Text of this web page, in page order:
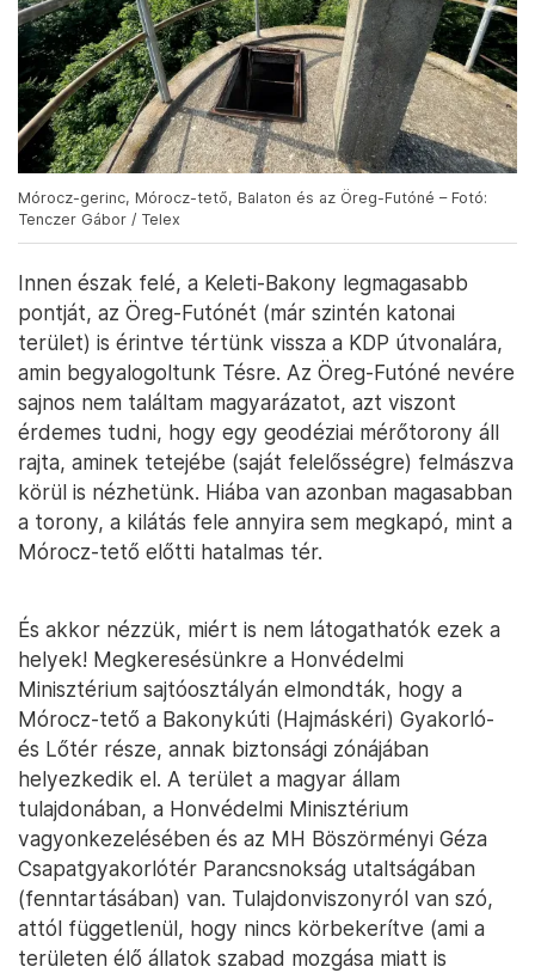
Mórocz-gerinc, Mórocz-tető, Balaton és az Öreg-Futóné – Fotó:
Tenczer Gábor / Telex
Innen észak felé, a Keleti-Bakony legmagasabb
pontját, az Öreg-Futónét (már szintén katonai
terület) is érintve tértünk vissza a KDP útvonalára,
amin begyalogoltunk Tésre. Az Öreg-Futóné nevére
sajnos nem találtam magyarázatot, azt viszont
érdemes tudni, hogy egy geodéziai mérőtorony áll
rajta, aminek tetejébe (saját felelősségre) felmászva
körül is nézhetünk. Hiába van azonban magasabban
a torony, a kilátás fele annyira sem megkapó, mint a
Mórocz-tető előtti hatalmas tér.
És akkor nézzük, miért is nem látogathatók ezek a
helyek! Megkeresésünkre a Honvédelmi
Minisztérium sajtóosztályán elmondták, hogy a
Mórocz-tető a Bakonykúti (Hajmáskéri) Gyakorló-
és Lőtér része, annak biztonsági zónájában
helyezkedik el. A terület a magyar állam
tulajdonában, a Honvédelmi Minisztérium
vagyonkezelésében és az MH Böszörményi Géza
Csapatgyakorlótér Parancsnokság utaltságában
(fenntartásában) van. Tulajdonviszonyról van szó,
attól függetlenül, hogy nincs körbekerítve (ami a
területen élő állatok szabad mozgása miatt is